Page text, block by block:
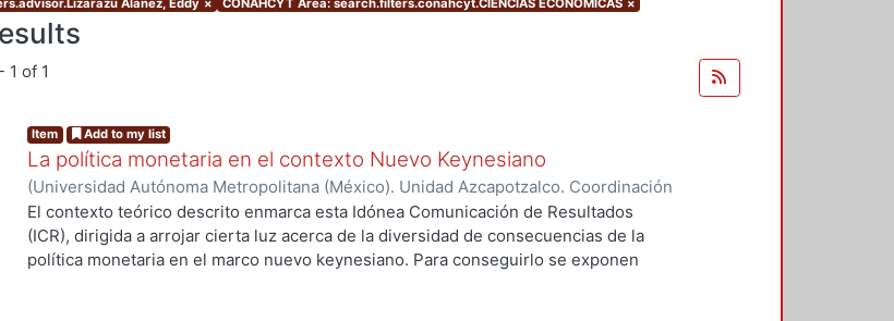
1 of 1
Item Add to my list
La política monetaria en el contexto Nuevo Keynesiano
(Universidad Autónoma Metropolitana (México). Unidad Azcapotzalco. Coordinación
de Servicios de Información.,2015-12-09)Cernichiaro Reyna, Christopher
El contexto teórico descrito enmarca esta Idónea Comunicación de Resultados
(ICR), dirigida a arrojar cierta luz acerca de la diversidad de consecuencias de la
política monetaria en el marco nuevo keynesiano. Para conseguirlo se exponen